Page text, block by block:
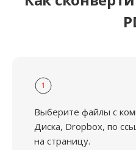
1
Выберите файлы с
Диска, Dropbox, по
на страницу.